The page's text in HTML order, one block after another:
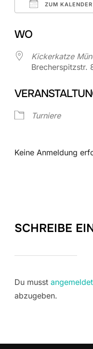
ZUM
WO
Kickerkatze
Brecherspitzstr.
Turniere
Keine Anmeldung
SCHREIBE
Du musst angemeldet
abzugeben.